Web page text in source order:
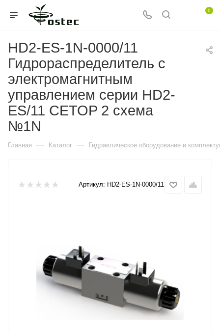
0
HD2-ES-1N-0000/11
Гидрораспределитель с
электромагнитным
управлением серии HD2-
ES/11 CETOP 2 схема
№1N
Главная — Каталог — Гидравлическое оборудование и
Артикул: HD2-ES-1N-0000/11